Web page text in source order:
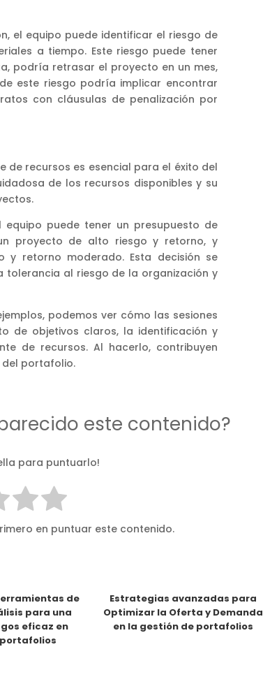
el equipo puede identificar el riesgo de
a tiempo. Este riesgo puede tener
podría retrasar el proyecto en un mes,
este riesgo podría implicar encontrar
con cláusulas de penalización por
de recursos es esencial para el éxito del
de los recursos disponibles y su
equipo puede tener un presupuesto de
proyecto de alto riesgo y retorno, y
y retorno moderado. Esta decisión se
al riesgo de la organización y
podemos ver cómo las sesiones
de objetivos claros, la identificación y
de recursos. Al hacerlo, contribuyen
del portafolio.
este contenido?
para puntuarlo!
en puntuar este contenido.
de
para una
eficaz en
Estrategias avanzadas para
Optimizar la Oferta y Demanda
en la gestión de portafolios